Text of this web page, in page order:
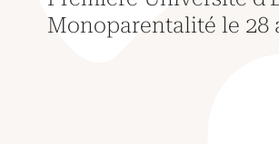
Monoparentalité le 28